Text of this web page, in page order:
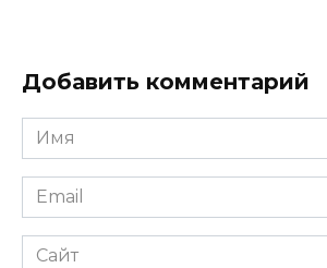
Добавить комментарий
Имя
*
Email
*
Сайт